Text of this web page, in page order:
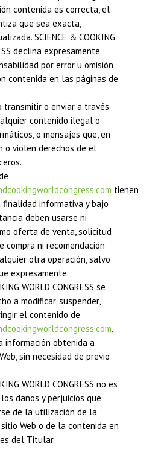
contenida es correcta, el
que sea exacta,
SCIENCE & COOKING
declina expresamente
por error u omisión
contenida en las páginas de
transmitir o enviar a través
contenido ilegal o
o mensajes que, en
o violen derechos de el
tienen
finalidad informativa y bajo
deben usarse ni
oferta de venta, solicitud
compra ni recomendación
otra operación, salvo
expresamente.
WORLD CONGRESS se
a modificar, suspender,
el contenido de
,
información obtenida a
sin necesidad de previo
WORLD CONGRESS no es
daños y perjuicios que
de la utilización de la
Web o de la contenida en
del Titular.